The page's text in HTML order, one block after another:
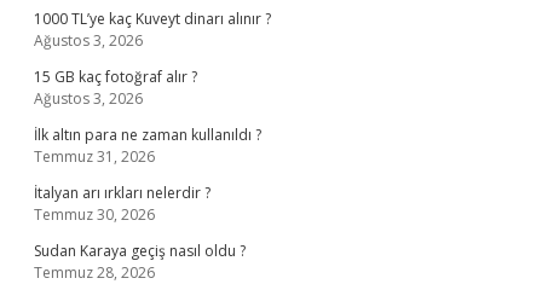
1000 TL’ye kaç Kuveyt dinarı alınır ?
Ağustos 3, 2026
15 GB kaç fotoğraf alır ?
Ağustos 3, 2026
İlk altın para ne zaman kullanıldı ?
Temmuz 31, 2026
İtalyan arı ırkları nelerdir ?
Temmuz 30, 2026
Sudan Karaya geçiş nasıl oldu ?
Temmuz 28, 2026